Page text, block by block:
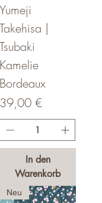
Yumeji
Takehisa |
Tsubaki
Kamelie
Bordeaux
Preis
39,00 €
In den
Warenkorb
Neu